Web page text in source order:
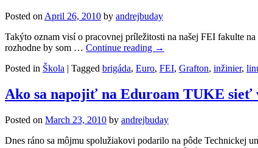
Posted on April 26, 2010 by andrejbuday
Takýto oznam visí o pracovnej príležitosti na našej FEI fakulte
rozhodne by som … Continue reading →
Posted in Škola | Tagged brigáda, Euro, FEI, Grafton, inžinier,
Ako sa napojiť na Eduroam TUKE sieť
Posted on March 23, 2010 by andrejbuday
Dnes ráno sa môjmu spolužiakovi podarilo na pôde Technickej